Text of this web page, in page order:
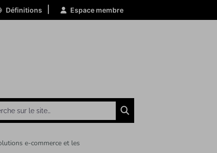
Définitions Espace membre
e-commerce et les